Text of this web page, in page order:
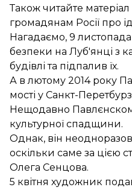
Також читайте
громадянам Росії про
Нагадаємо, 9
безпеки на Луб'янці з
будівлі та підпалив їх.
А в лютому 2014 року
мості у Санкт-
Нещодавно
культурної спадщини.
Однак, він
оскільки саме за цією
Олега Сенцова.
5 квітня художник